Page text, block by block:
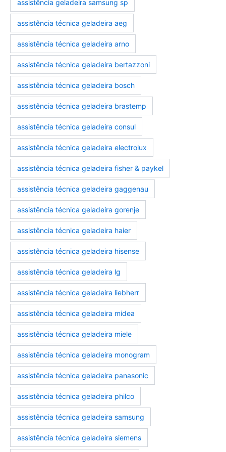
assistência geladeira samsung sp
assistência técnica geladeira aeg
assistência técnica geladeira arno
assistência técnica geladeira bertazzoni
assistência técnica geladeira bosch
assistência técnica geladeira brastemp
assistência técnica geladeira consul
assistência técnica geladeira electrolux
assistência técnica geladeira fisher & paykel
assistência técnica geladeira gaggenau
assistência técnica geladeira gorenje
assistência técnica geladeira haier
assistência técnica geladeira hisense
assistência técnica geladeira lg
assistência técnica geladeira liebherr
assistência técnica geladeira midea
assistência técnica geladeira miele
assistência técnica geladeira monogram
assistência técnica geladeira panasonic
assistência técnica geladeira philco
assistência técnica geladeira samsung
assistência técnica geladeira siemens